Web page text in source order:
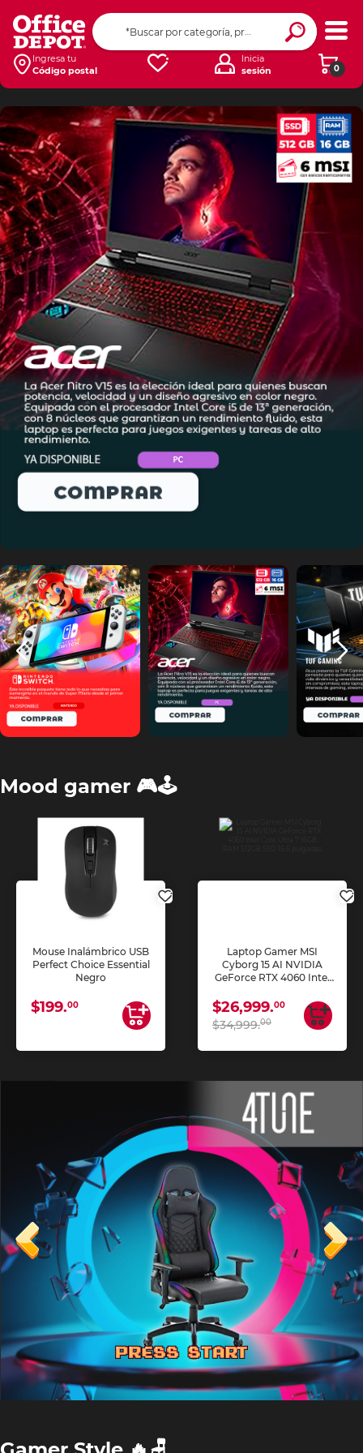
Ingresa tu
Código postal
0
Inicia
sesión
Mood gamer 🎮🕹️
Mouse Inalámbrico USB
Perfect Choice Essential
Negro
$199.00
Laptop Gamer MSI
Cyborg 15 AI NVIDIA
GeForce RTX 4060 Intel
512GB SSD 15.6 pulgadas
$26,999.00
$34,999.00